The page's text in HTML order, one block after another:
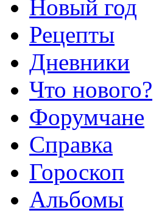
Новый год
Рецепты
Дневники
Что нового?
Форумчане
Справка
Гороскоп
Альбомы